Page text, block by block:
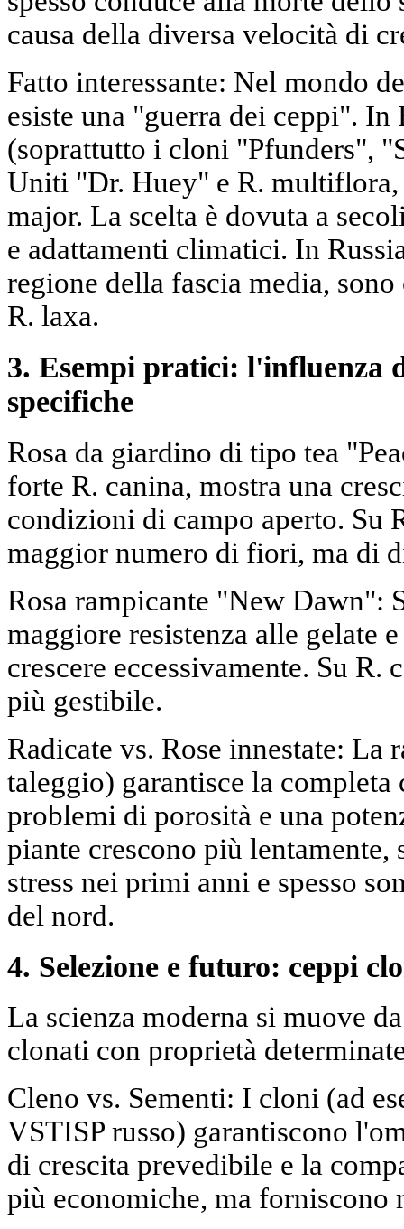
causa della diversa velocità di
Fatto interessante: Nel mondo
esiste una "guerra dei ceppi". In
(soprattutto i cloni "Pfunders",
Uniti "Dr. Huey" e R. multiflora,
major. La scelta è dovuta a
e adattamenti climatici. In
regione della fascia media,
R. laxa.
3. Esempi pratici: l'influenza
specifiche
Rosa da giardino di tipo tea
forte R. canina, mostra una
condizioni di campo aperto. Su
maggior numero di fiori, ma di
Rosa rampicante "New Dawn":
maggiore resistenza alle gelate
crescere eccessivamente. Su R.
più gestibile.
Radicate vs. Rose innestate: La
taleggio) garantisce la
problemi di porosità e una
piante crescono più lentamente,
stress nei primi anni e spesso
del nord.
4. Selezione e futuro: ceppi
La scienza moderna si muove
clonati con proprietà
Cleno vs. Sementi: I cloni (ad
VSTISP russo) garantiscono
di crescita prevedibile e la
più economiche, ma forniscono